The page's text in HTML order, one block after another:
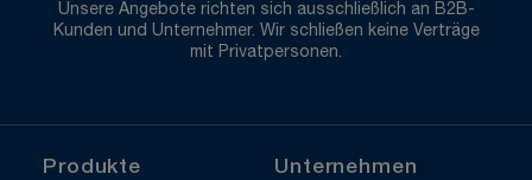
Unsere Angebote richten sich ausschließlich an B2B-
Kunden und Unternehmer. Wir schließen keine Verträge
mit Privatpersonen.
Produkte Unternehmen